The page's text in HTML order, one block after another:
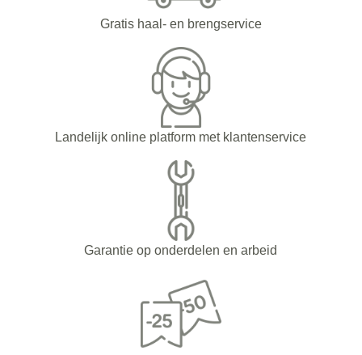
Gratis haal- en brengservice
Landelijk online platform met klantenservice
Garantie op onderdelen en arbeid